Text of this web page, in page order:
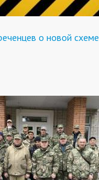
о новой схеме